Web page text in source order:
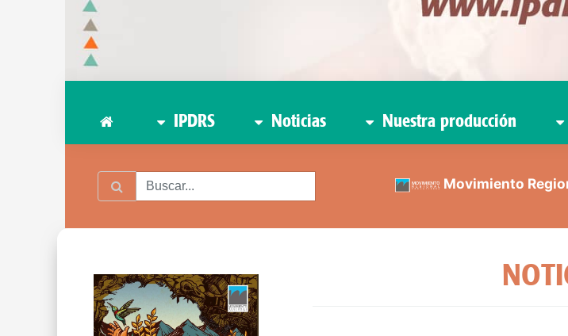
IPDRS Noticias Nuestra producción
Movimiento